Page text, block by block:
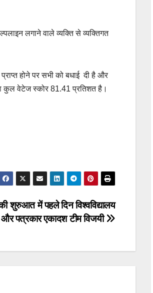
लगाने वाले व्यक्ति से व्यक्तिगत
होने पर सभी को बधाई दी है और
कुल वेटेज स्कोर 81.41 प्रतिशत है।
शुरुआत में पहले दिन विश्वविद्यालय
पत्रकार एकादश टीम विजयी